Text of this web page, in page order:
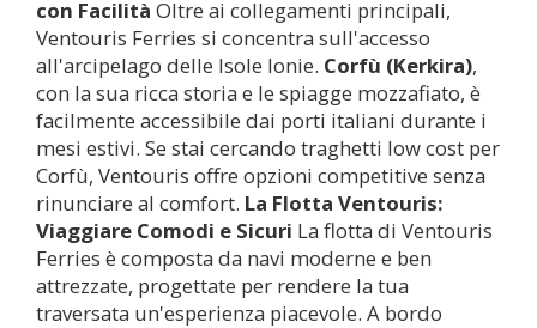
con Facilità Oltre ai collegamenti principali,
Ventouris Ferries si concentra sull'accesso
all'arcipelago delle Isole Ionie. Corfù (Kerkira),
con la sua ricca storia e le spiagge mozzafiato, è
facilmente accessibile dai porti italiani durante i
mesi estivi. Se stai cercando traghetti low cost per
Corfù, Ventouris offre opzioni competitive senza
rinunciare al comfort. La Flotta Ventouris:
Viaggiare Comodi e Sicuri La flotta di Ventouris
Ferries è composta da navi moderne e ben
attrezzate, progettate per rendere la tua
traversata un'esperienza piacevole. A bordo